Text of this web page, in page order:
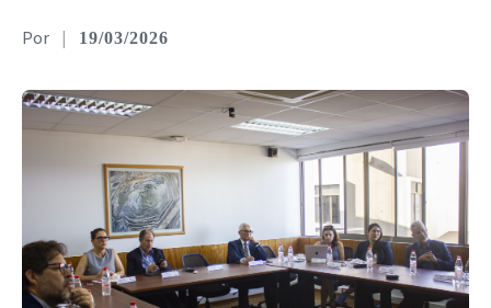
| 19/03/2026